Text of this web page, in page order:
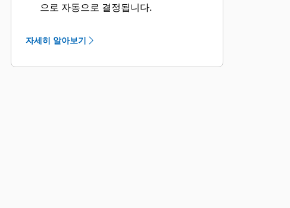
으로 자동으로 결정됩니다.
방 카메라에서 전송된 이미지가 표시됩
이외 모든 상황에는 전방 카메라에서 전
자세히 알아보기